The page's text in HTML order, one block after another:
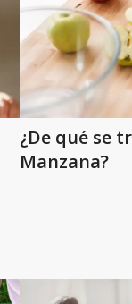
¿De qué se
Manzana?